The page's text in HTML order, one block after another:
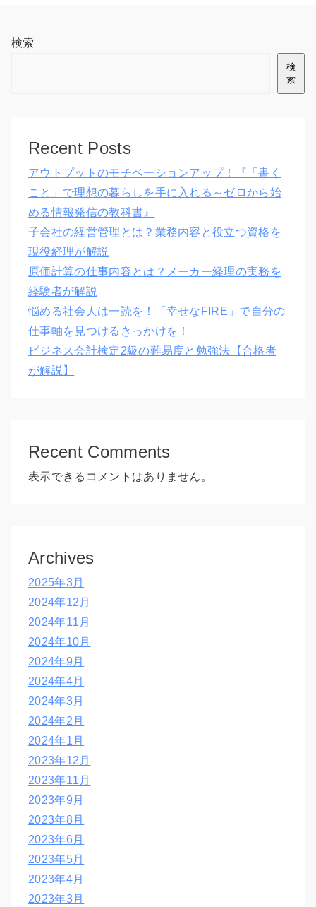
検索
検
索
Recent Posts
アウトプットのモチベーションアップ！『「書く
こと」で理想の暮らしを手に入れる～ゼロから始
める情報発信の教科書』
子会社の経営管理とは？業務内容と役立つ資格を
現役経理が解説
原価計算の仕事内容とは？メーカー経理の実務を
経験者が解説
悩める社会人は一読を！「幸せなFIRE」で自分の
仕事軸を見つけるきっかけを！
ビジネス会計検定2級の難易度と勉強法【合格者
が解説】
Recent Comments
表示できるコメントはありません。
Archives
2025年3月
2024年12月
2024年11月
2024年10月
2024年9月
2024年4月
2024年3月
2024年2月
2024年1月
2023年12月
2023年11月
2023年9月
2023年8月
2023年6月
2023年5月
2023年4月
2023年3月